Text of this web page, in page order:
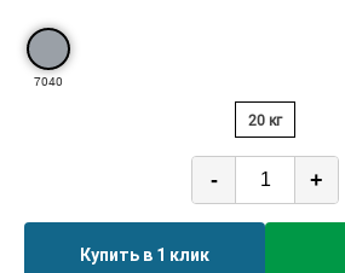
7040
20 кг
- +
Купить в 1 клик